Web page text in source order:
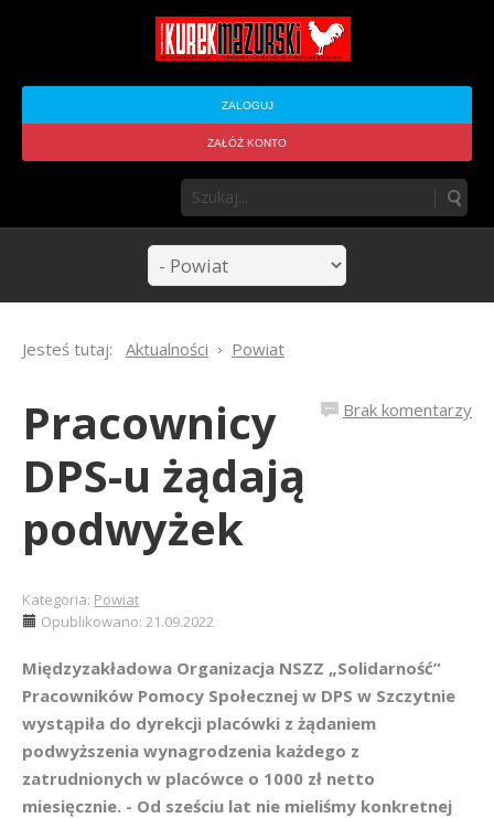
ZALOGUJ
ZAŁÓŻ KONTO
Jesteś tutaj: Aktualności Powiat
Brak komentarzy
Pracownicy
DPS-u żądają
podwyżek
Kategoria: Powiat
Opublikowano: 21.09.2022
Międzyzakładowa Organizacja NSZZ „Solidarność”
Pracowników Pomocy Społecznej w DPS w Szczytnie
wystąpiła do dyrekcji placówki z żądaniem
podwyższenia wynagrodzenia każdego z
zatrudnionych w placówce o 1000 zł netto
miesięcznie. - Od sześciu lat nie mieliśmy konkretnej